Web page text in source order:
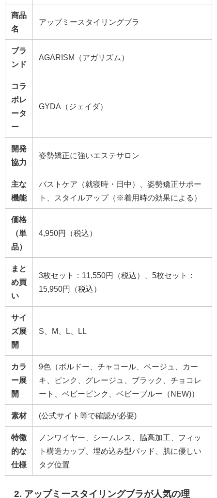
商品
名
アップミースタイリングブラ
ブラ
ンド
AGARISM（アガリズム）
コラ
ボレ
ータ
ー
GYDA（ジェイダ）
開発
協力
姿勢矯正に強いエステサロン
主な
機能
バストケア（就寝時・日中）、姿勢矯正サポー
ト、スタイルアップ（※着用時の効果による）
価格
（単
品）
4,950円（税込）
まと
め買
い
3枚セット：11,550円（税込）、5枚セット：
15,950円（税込）
サイ
ズ展
開
S、M、L、LL
カラ
ー展
開
9色（ボルドー、チャコール、ベージュ、カー
キ、ピンク、グレージュ、ブラック、チョコレ
ート、ベビーピンク、ベビーブルー（NEW)）
素材 (公式サイト等で確認が必要)
特徴
的な
仕様
ノンワイヤー、シームレス、脇高加工、フィッ
ト構造カップ、埋め込み型パッド、肌に優しい
タグ位置
2. アップミースタイリングブラが人気の理